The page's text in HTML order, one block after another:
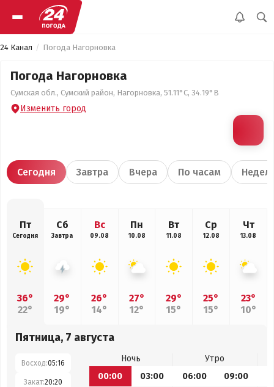
24 Канал Погода Нагорновка
Погода Нагорновка
Сумская обл., Сумский район, Нагорновка, 51.11°С, 34.19°В
Изменить город
Сегодня Завтра Вчера По часам
Пт
Сегодня
36°
22°
Сб
Завтра
29°
19°
Вс
09.08
26°
14°
Пн
10.08
27°
12°
Вт
11.08
29°
15°
Ср
12.08
25°
15°
Чт
13.08
23°
10°
Пятница, 7 августа
Восход:05:16
Закат:20:20
Ночь
Утро
00:00
03:00 06:00 09:00